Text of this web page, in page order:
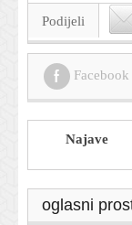
Podijeli
Facebook
Najave
oglasni